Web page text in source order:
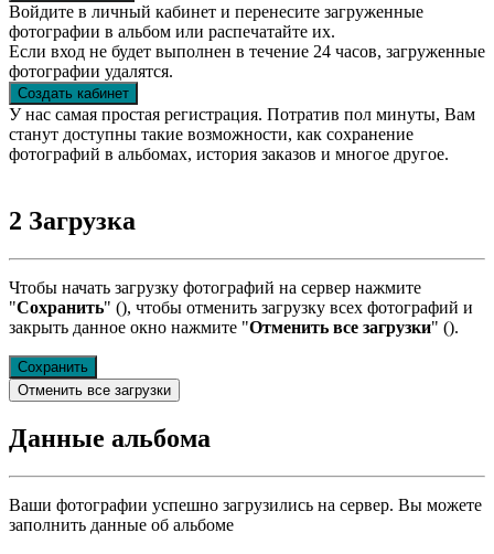
Войдите в личный кабинет и перенесите загруженные
фотографии в альбом или распечатайте их.
Если вход не будет выполнен в течение 24 часов, загруженные
фотографии удалятся.
Создать кабинет
У нас самая простая регистрация. Потратив пол минуты, Вам
станут доступны такие возможности, как сохранение
фотографий в альбомах, история заказов и многое другое.
2 Загрузка
Чтобы начать загрузку фотографий на сервер нажмите
"Сохранить" (), чтобы отменить загрузку всех фотографий и
закрыть данное окно нажмите "Отменить все загрузки" ().
Сохранить
Отменить все загрузки
Данные альбома
Ваши фотографии успешно загрузились на сервер. Вы можете
заполнить данные об альбоме